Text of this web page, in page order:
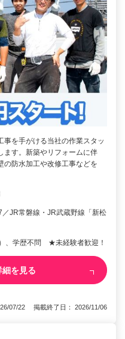
事を手がける当社の作業スタッ
ます。新築やリフォームに伴
の防水加工や改修工事などを
JR常磐線・JR武蔵野線「新松
、学歴不問 ★未経験者歓迎！
細を見る
07/22 掲載終了日： 2026/11/06